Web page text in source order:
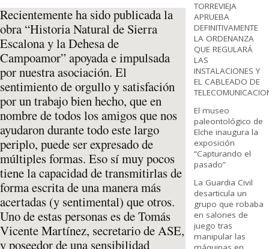
Recientemente ha sido publicada la
obra “Historia Natural de Sierra
Escalona y la Dehesa de
Campoamor” apoyada e impulsada
por nuestra asociación. El
sentimiento de orgullo y satisfación
por un trabajo bien hecho, que en
nombre de todos los amigos que nos
ayudaron durante todo este largo
periplo, puede ser expresado de
múltiples formas. Eso sí muy pocos
tiene la capacidad de transmitirlas de
forma escrita de una manera más
acertadas (y sentimental) que otros.
Uno de estas personas es de Tomás
Vicente Martínez, secretario de ASE,
y poseedor de una sensibilidad
TORREVIEJA
APRUEBA
DEFINITIVAMENTE
LA ORDENANZA
QUE REGULARÁ
LAS
INSTALACIONES Y
EL CABLEADO DE
El museo
paleontológico de
Elche inaugura la
exposición
“Capturando el
pasado”
La Guardia Civil
desarticula un
grupo que robaba
en salones de
juego tras
manipular las